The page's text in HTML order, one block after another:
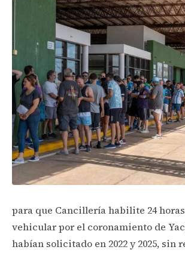
para que Cancillería habilite 24
vehicular por el coronamiento de
habían solicitado en 2022 y 2025, sin